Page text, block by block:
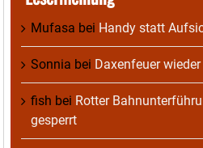
Mufasa bei Handy statt
Sonnia bei Daxenfeuer
fish bei Rotter
gesperrt